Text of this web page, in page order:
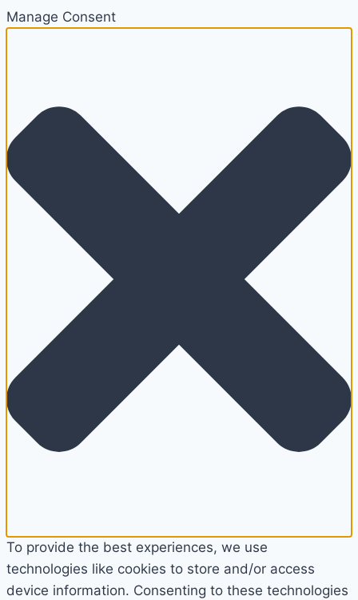
Manage Consent
To provide the best experiences, we use
technologies like cookies to store and/or access
device information. Consenting to these technologies